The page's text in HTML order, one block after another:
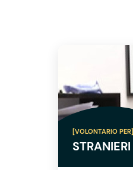
[VOLONTARIO PER]
STRANIERI